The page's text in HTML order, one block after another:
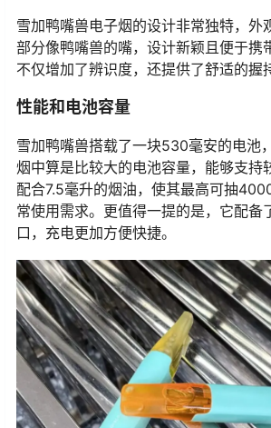
雪加鸭嘴兽电子烟的设计非常独特，外
部分像鸭嘴兽的嘴，设计新颖且便于携
不仅增加了辨识度，还提供了舒适的握
性能和电池容量
雪加鸭嘴兽搭载了一块530毫安的电池
烟中算是比较大的电池容量，能够支持
配合7.5毫升的烟油，使其最高可抽
常使用需求。更值得一提的是，它配
口，充电更加方便快捷。